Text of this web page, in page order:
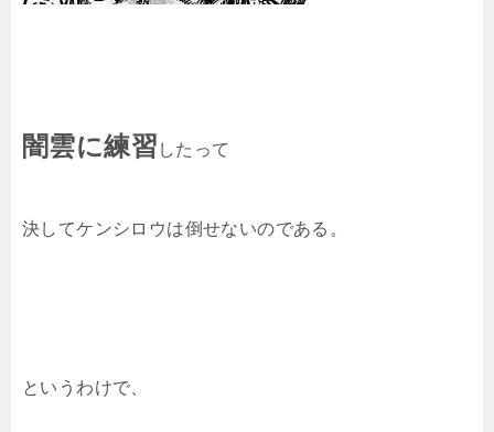
闇雲に練習したって
決してケンシロウは倒せないのである。
というわけで、